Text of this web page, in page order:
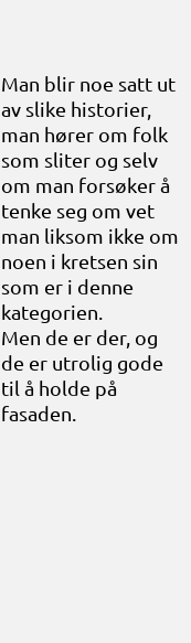
Man blir noe satt ut
av slike historier,
man hører om folk
som sliter og selv
om man forsøker å
tenke seg om vet
man liksom ikke om
noen i kretsen sin
som er i denne
kategorien.
Men de er der, og
de er utrolig gode
til å holde på
fasaden.